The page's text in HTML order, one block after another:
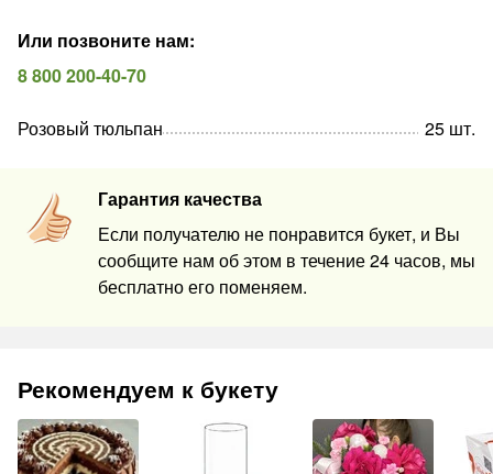
Или позвоните нам:
8 800 200-40-70
Гарантия качества
Если получателю не понравится букет, и Вы
сообщите нам об этом в течение 24 часов, мы
бесплатно его поменяем.
Розовый тюльпан 25 шт.
Рекомендуем к букету